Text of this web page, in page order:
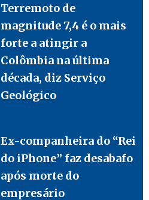
Terremoto de
magnitude 7,4 é o mais
forte a atingir a
Colômbia na última
década, diz Serviço
Geológico
Ex-companheira do “Rei
do iPhone” faz desabafo
após morte do
empresário